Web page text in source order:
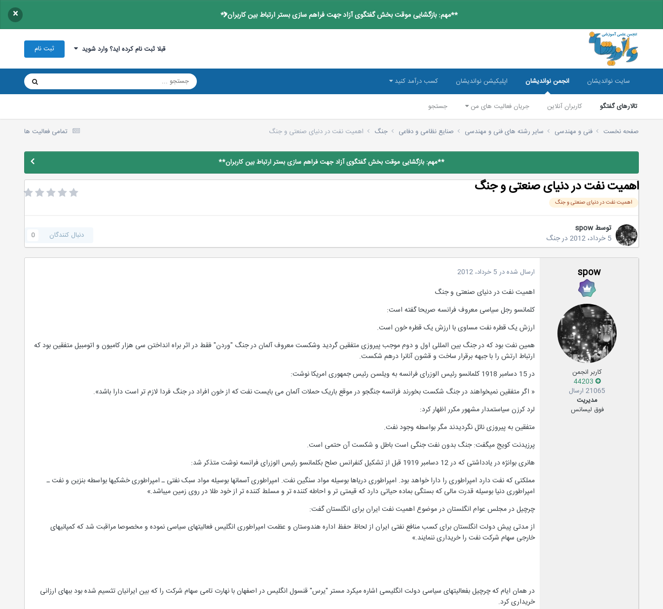
**مهم: بازگشایی موقت بخش گفتگوی آزاد جهت فراهم سازی بستر ارتباط بین کاربران** ×
قبلا ثبت نام کرده اید؟ وارد شوید ثبت نام
سایت نواندیشان انجمن نواندیشان
تالارهای گفتگو کاربران آنلاین جریان فعالیت های من جستجو
اپلیکیشن نواندیشان کسب درآمد کنید
تمامی فعالیت ها صفحه نخست فنی و مهندسی سایر رشته های فنی و مهندسی صنایع نظامی و دفاعی جنگ اهمیت نفت در دنیای صنعتی و جنگ
**مهم: بازگشایی موقت بخش گفتگوی آزاد جهت فراهم سازی بستر ارتباط بین کاربران**
اهمیت نفت در دنیای صنعتی و جنگ
اهمیت نفت در دنیای صنعتی و جنگ
توسطspow
5 خرداد، 2012
درجنگ دنبال کنندگان 0
spow
کاربر انجمن
21065 ارسال
مدیریت
فوق لیسانس
ارسال شده در 5 خرداد، 2012
اهمیت نفت در دنیای صنعتی و جنگ
کلمانسو رجل سیاسی معروف فرانسه صریحا گفته است:
ارزش یک قطره نفت مساوی با ارزش یک قطره خون است.
همین نفت بود که در جنگ بین المللی اول و دوم موجب پیروزی متفقین گردید وشکست معروف آلمان در جنگ "وردن" فقط در اثر براه انداختن سی هزار کامیون و اتومبیل متفقین بود که
ارتباط ارتش را با جبهه برقرار ساخت و قشون آنانرا درهم شکست.
در 15 دسامبر 1918 کلمانسو رئیس الوزرای فرانسه به ویلسن رئیس جمهوری امریکا نوشت:
« اگر متفقین نمیخواهند در جنگ شکست بخورند فرانسه جنگجو در موقع باریک حملات آلمان می بایست نفت که از خون افراد در جنگ فردا لازم تر است دارا باشد».
لرد کرزن سیاستمدار مشهور مکرر اظهار کرد:
متفقین به پیروزی نائل نگردیدند مگر بواسطه وجود نفت.
پرزیدنت کویج میگفت: جنگ بدون نفت جنگی است باطل و شکست آن حتمی است.
هانری بوانژه در یادداشتی که در 12 دسامبر 1919 قبل از تشکیل کنفرانس صلح بکلمانسو رئیس الوزرای فرانسه نوشت متذکر شد:
مملکتی که نفت دارد امپراطوری را دارا خواهد بود. امپراطوری دریاها بوسیله مواد سنگین نفت. امپراطوری آسمانها بوسیله مواد سبک نفتی ـ امپراطوری خشکیها بواسطه بنزین و نفت ـ
امپراطوری دنیا بوسیله قدرت مالی که بستگی بماده حیاتی دارد که قیمتی تر و احاطه کننده تر و مسلط کننده تر از خود طلا در روی زمین میباشد.»
چرچیل در مجلس عوام انگلستان در موضوع اهمیت نفت ایران برای انگلستان گفت:
از مدتی پیش دولت انگلستان برای کسب منافع نفتی ایران از لحاظ حفظ اداره هندوستان و عظمت امپراطوری انگلیس فعالیتهای سیاسی نموده و مخصوصا مراقبت شد که کمپانیهای
خارجی سهام شرکت نفت را خریداری ننمایند.»
در همان ایام که چرچیل بفعالیتهای سیاسی دولت انگلیسی اشاره میکرد مستر "یرس" قنسول انگلیس در اصفهان با نهارت تامی سهام شرکت را که بین ایرانیان تثسیم شده بود ببهای ارزانی
خریداری کرد.